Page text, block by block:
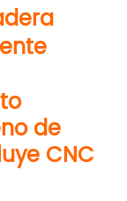
de
CNC